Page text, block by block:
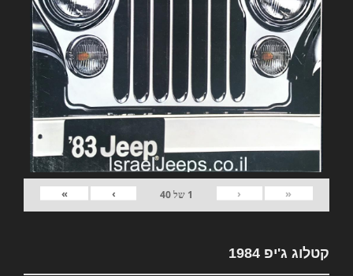
«
‹
1 של40
›
»
קטלוג ג'יפ 1984